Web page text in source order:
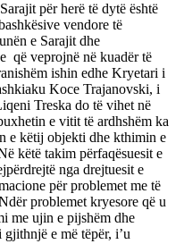
për herë të dytë është
vendore të
e Sarajit dhe
që veprojnë në kuadër të
ishin edhe Kryetari i
Koce Trajanovski, i
Treska do të vihet në
e vitit të ardhshëm ka
e këtij objekti dhe kthimin e
këtë takim përfaqësuesit e
nga drejtuesit e
për problemet me të
problemet kryesore që u
me ujin e pijshëm dhe
e më tëpër, i’u